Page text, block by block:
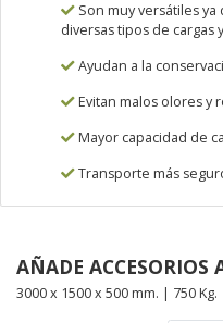
Son muy versátiles
diversas tipos de cargas
Ayudan a la
Evitan malos olores y
Mayor capacidad de
Transporte más
AÑADE ACCESORIOS
3000 x 1500 x 500 mm. | 750 Kg.